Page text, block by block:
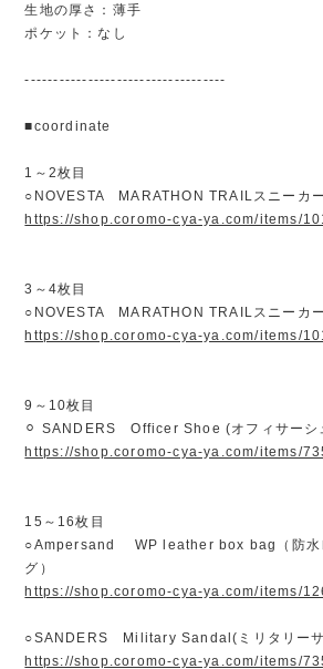
生地の厚さ：薄手
ポケット：なし
-----------------------------------
■coordinate
1～2枚目
○NOVESTA MARATHON TRAILスニーカ
https://shop.coromo-cya-ya.com/items/
3～4枚目
○NOVESTA MARATHON TRAILスニーカ
https://shop.coromo-cya-ya.com/items/
9～10枚目
⚪︎ SANDERS Officer Shoe (オフィサーシ
https://shop.coromo-cya-ya.com/items/
15～16枚目
○Ampersand WP leather box bag（防水
グ）
https://shop.coromo-cya-ya.com/items/
○SANDERS Military Sandal(ミリタリー
https://shop.coromo-cya-ya.com/items/